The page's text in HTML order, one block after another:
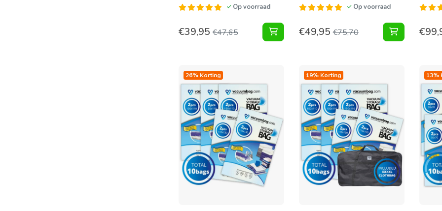
Op voorraad
€39,95 €47,65 Backpacker Vacuumzakken Pakket [Set 12
Op voorraad
€49,95€75,70 €
26% Korting 19% Korting 13%